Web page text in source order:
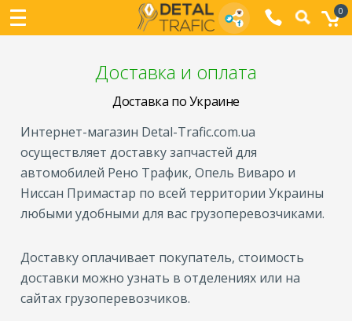
0
Доставка и оплата
Доставка по Украине
Интернет-магазин Detal-Trafic.com.ua
осуществляет доставку запчастей для
автомобилей Рено Трафик, Опель Виваро и
Ниссан Примастар по всей территории Украины
любыми удобными для вас грузоперевозчиками.
Доставку оплачивает покупатель, стоимость
доставки можно узнать в отделениях или на
сайтах грузоперевозчиков.